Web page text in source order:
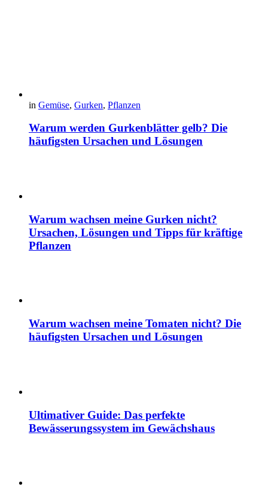
in Gemüse, Gurken, Pflanzen
Warum werden Gurkenblätter gelb? Die
häufigsten Ursachen und Lösungen
Warum wachsen meine Gurken nicht?
Ursachen, Lösungen und Tipps für kräftige
Pflanzen
Warum wachsen meine Tomaten nicht? Die
häufigsten Ursachen und Lösungen
Ultimativer Guide: Das perfekte
Bewässerungssystem im Gewächshaus